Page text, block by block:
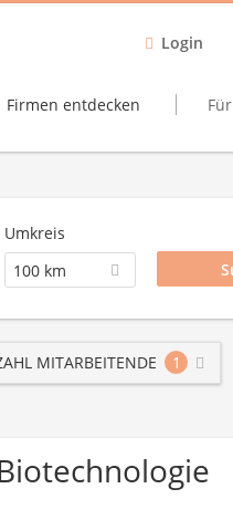
Login
Firmen entdecken
Umkreis
100 km
MITARBEITENDE 1